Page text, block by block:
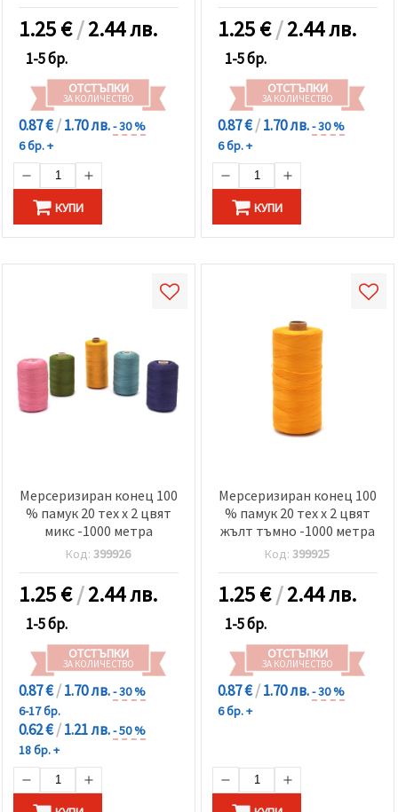
1.25€/2.44 лв.
1-5 бр.
ОТСТЪПКИ
ЗА КОЛИЧЕСТВО
0.87 €/1.70 лв.- 30 %
6 бр. +
КУПИ
1.25€/2.44 лв.
1-5 бр.
ОТСТЪПКИ
ЗА КОЛИЧЕСТВО
0.87 €/1.70 лв.- 30 %
6 бр. +
КУПИ
Мерсеризиран конец 100
% памук 20 тех x 2 цвят
микс -1000 метра
Код:399926
1.25€/2.44 лв.
1-5 бр.
ОТСТЪПКИ
ЗА КОЛИЧЕСТВО
0.87 €/1.70 лв.- 30 %
6-17 бр.
0.62 €/1.21 лв.- 50 %
18 бр. +
Мерсеризиран конец 100
% памук 20 тех x 2 цвят
жълт тъмно -1000 метра
Код:399925
1.25€/2.44 лв.
1-5 бр.
ОТСТЪПКИ
ЗА КОЛИЧЕСТВО
0.87 €/1.70 лв.- 30 %
6 бр. +